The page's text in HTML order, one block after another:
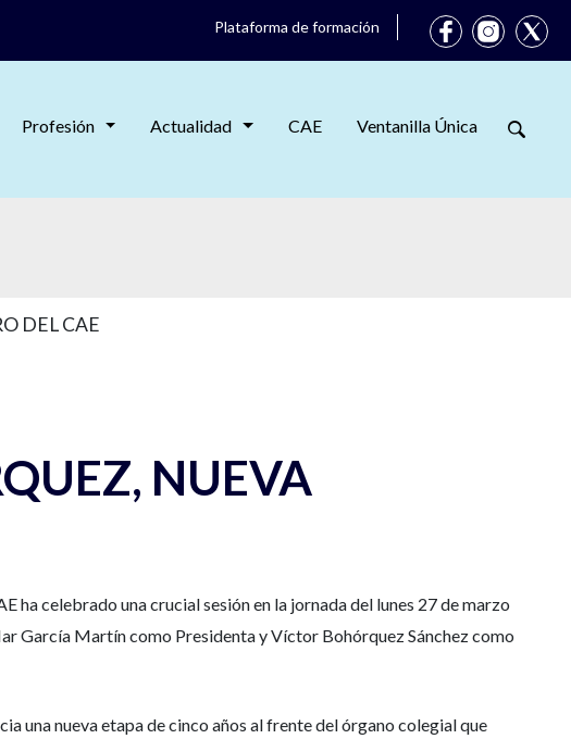
Plataforma de formación
Profesión Actualidad CAE Ventanilla Única
DEL CAE
NUEVA
ha celebrado una crucial sesión en la jornada del lunes 27 de marzo
García Martín como Presidenta y Víctor Bohórquez Sánchez como
una nueva etapa de cinco años al frente del órgano colegial que